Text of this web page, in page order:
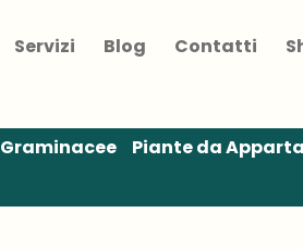
Servizi Blog Contatti
Graminacee Piante da